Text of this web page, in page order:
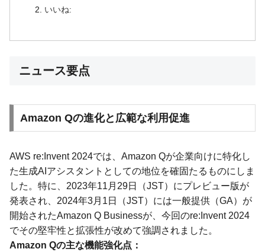
いいね:
ニュース要点
Amazon Qの進化と広範な利用促進
AWS re:Invent 2024では、Amazon Qが企業向けに特化し
た生成AIアシスタントとしての地位を確固たるものにしま
した。特に、2023年11月29日（JST）にプレビュー版が
発表され、2024年3月1日（JST）には一般提供（GA）が
開始されたAmazon Q Businessが、今回のre:Invent 2024
でその堅牢性と拡張性が改めて強調されました。
Amazon Qの主な機能強化点：